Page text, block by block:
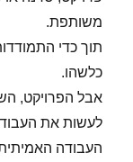
משותפת.
תוך כדי
כלשהו.
אבל הפרויקט,
לעשות את
העבודה